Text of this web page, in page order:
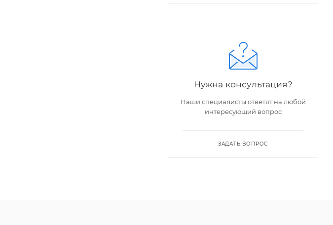
Нужна консультация?
Наши специалисты ответят на любой
интересующий вопрос
ЗАДАТЬ ВОПРОС